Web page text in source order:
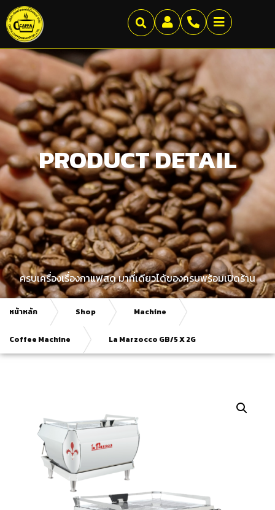
PRODUCT DETAIL
ครบเครื่องเรื่องกาแฟสด มาที่เดียวได้ของครบพร้อมเปิดร้าน
หน้าหลัก Shop Machine
Coffee Machine La Marzocco GB/5 X 2G